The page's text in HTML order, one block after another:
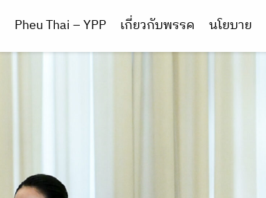
Pheu Thai – YPP เกี่ยวกับพรรค นโยบาย